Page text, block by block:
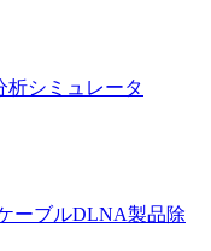
析シミュレータ
ーブルDLNA製品除